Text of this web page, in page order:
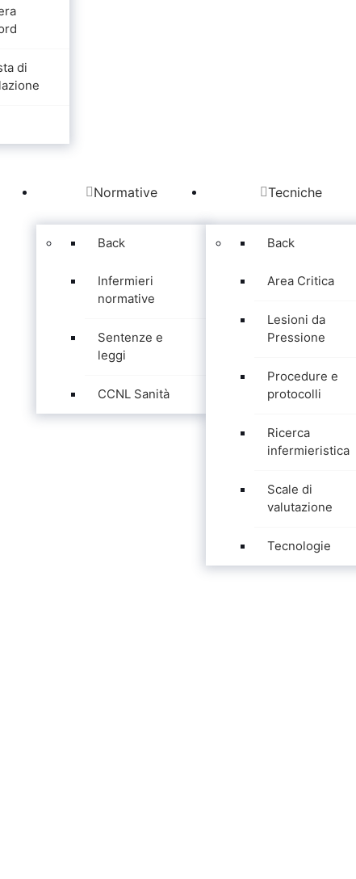
di
Normative
Back
Infermieri
normative
Sentenze e
leggi
CCNL Sanità
Tecniche
Back
Area Critica
Lesioni da
Pressione
Procedure e
protocolli
Ricerca
infermieristica
Scale di
valutazione
Tecnologie